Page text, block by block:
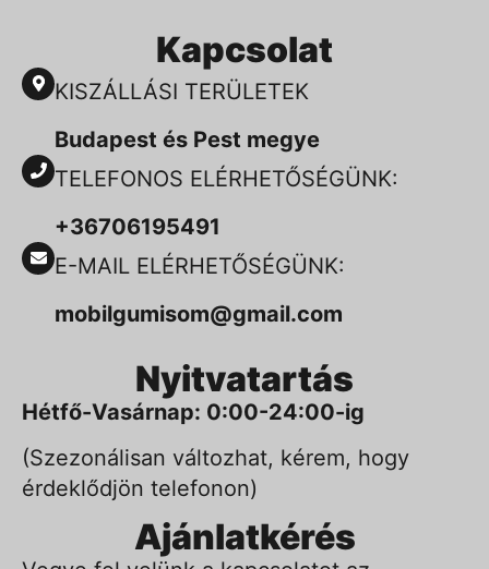
Kapcsolat
KISZÁLLÁSI TERÜLETEK
Budapest és Pest megye
TELEFONOS ELÉRHETŐSÉGÜNK:
+36706195491
E-MAIL ELÉRHETŐSÉGÜNK:
mobilgumisom@gmail.com
Nyitvatartás
Hétfő-Vasárnap: 0:00-24:00-ig
(Szezonálisan változhat, kérem, hogy
érdeklődjön telefonon)
Ajánlatkérés